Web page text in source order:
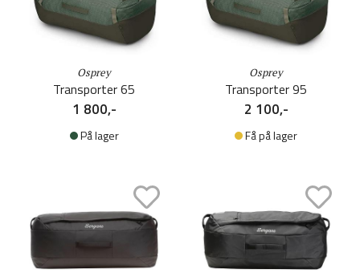
Osprey
Transporter 65
1 800,-
På lager
Osprey
Transporter 95
2 100,-
Få på lager